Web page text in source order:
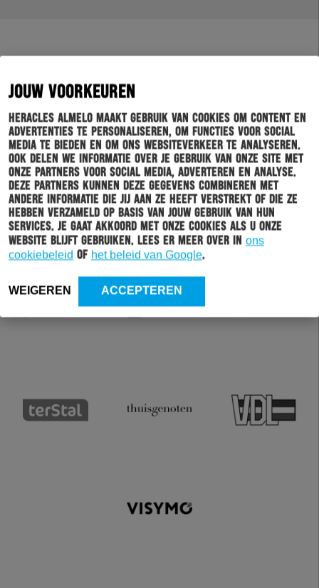
JOUW VOORKEUREN
Heracles Almelo maakt gebruik van cookies om content en
advertenties te personaliseren, om functies voor social
media te bieden en om ons websiteverkeer te analyseren.
Ook delen we informatie over je gebruik van onze site met
onze partners voor social media, adverteren en analyse.
Deze partners kunnen deze gegevens combineren met
andere informatie die jij aan ze heeft verstrekt of die ze
hebben verzameld op basis van jouw gebruik van hun
services. Je gaat akkoord met onze cookies als u onze
website blijft gebruiken. Lees er meer over in ons
cookiebeleid of het beleid van Google.
WEIGEREN ACCEPTEREN